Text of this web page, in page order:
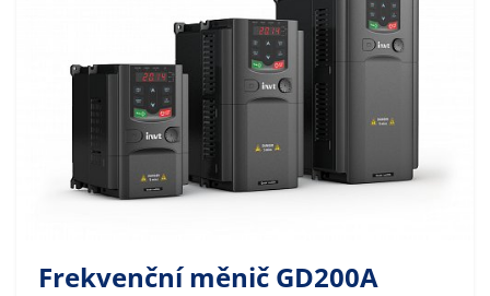
Frekvenční měnič GD200A